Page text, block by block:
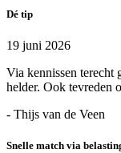
Dé tip
19 juni 2026
Via kennissen terecht
helder. Ook tevreden
- Thijs van de Veen
Snelle match via